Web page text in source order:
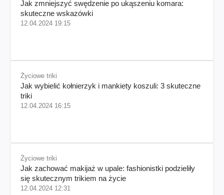
Jak zmniejszyć swędzenie po ukąszeniu komara:
skuteczne wskazówki
12.04.2024 19:15
Życiowe triki
Jak wybielić kołnierzyk i mankiety koszuli: 3 skuteczne
triki
12.04.2024 16:15
Życiowe triki
Jak zachować makijaż w upale: fashionistki podzieliły
się skutecznym trikiem na życie
12.04.2024 12:31